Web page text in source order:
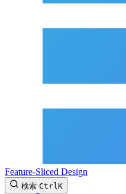
Feature-Sliced Design
検索 CtrlK